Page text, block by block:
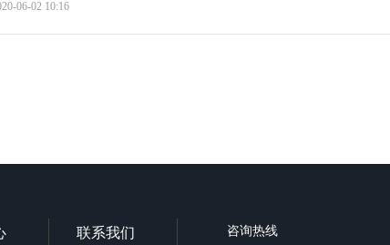
06-02 10:16
联系我们 咨询热线